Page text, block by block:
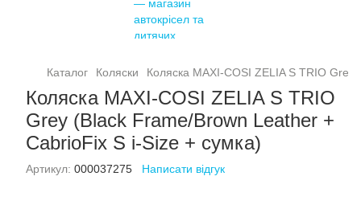
Каталог Коляски Коляска MAXI-COSI ZELIA S TRIO
Коляска MAXI-COSI ZELIA S TRIO
Grey (Black Frame/Brown Leather +
CabrioFix S i-Size + сумка)
Артикул: 000037275 Написати відгук